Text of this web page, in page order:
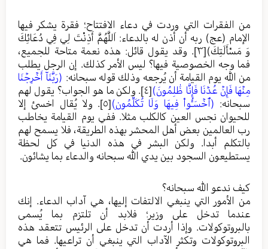
من الفقرات التي وردت في دعاء الافتتاح؛ فقرة يشكر فيها
الإمام (عج) ربه أن أذن له بالدعاء: اَللَّهُمَّ أَذِنْتَ لِي فِي دُعَائِكَ
وَ مَسْأَلَتِكَ)[٣]
. وقد يقول قائل: هذه نعمة متاحة للجميع،
فما وجه الخصوصية فيها؟ ليس الأمر كذلك. إن الرجل يطلب
من الله يوم القيامة أن يُرجعه وذلك قوله سبحانه: (رَبَّنَآ أَخۡرِجۡنَا
مِنۡهَا فَإِنۡ عُدۡنَا فَإِنَّا ظَٰلِمُونَ)[٤]
. ولكن ما هو الجواب؟ يقول لهم
سبحانه: (ٱخۡسَـُٔواْ فِيهَا وَلَا تُكَلِّمُونِ)[٥]
. ولا يُقال اخسئ إلا
للحيوان نجس العين كالكلب مثلا. ففي يوم القيامة يخاطب
رب العالمين بعض أهل المحشر بهذه الطريقة، فلا يسمح لهم
بالتكلم أبدا. ولكن البشر في هذه الدنيا في كل لحظة
يستطيعون السجود بين يدي الله سبحانه والدعاء بما يشائون.
كيف ندعو الله سبحانه؟
من الأمور التي ينبغي الالتفات إليها، هي آداب الدعاء. إنك
عندما تدخل على وزير؛ فلابد أن تلتزم بما يُسمى
بالبروتوكولات. وإذا أردت أن تدخل على الرئيس تتعقد هذه
البروتوكولات وتكثر الآداب التي ينبغي أن تراعيها. فما هي